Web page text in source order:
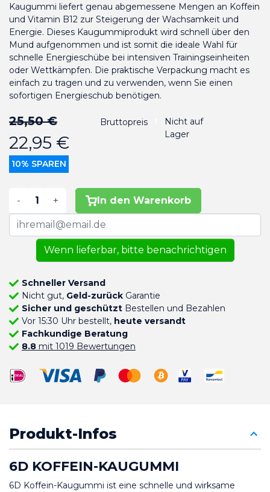
Kaugummi liefert genau abgemessene Mengen an Koffein
und Vitamin B12 zur Steigerung der Wachsamkeit und
Energie. Dieses Kaugummiprodukt wird schnell über den
Mund aufgenommen und ist somit die ideale Wahl für
schnelle Energieschübe bei intensiven Trainingseinheiten
oder Wettkämpfen. Die praktische Verpackung macht es
einfach zu tragen und zu verwenden, wenn Sie einen
sofortigen Energieschub benötigen.
25,50 €
22,95 €
10% SPAREN
Bruttopreis
Nicht auf
Lager
- + In den Warenkorb
Wenn lieferbar, bitte benachrichtigen
Schneller Versand
Nicht gut, Geld-zurückGarantie
Sicher und geschütztBestellen und Bezahlen
Vor 15:30 Uhr bestellt, heute versandt
Fachkundige Beratung
8.8mit 1019 Bewertungen
Produkt-Infos
6D KOFFEIN-KAUGUMMI
6D Koffein-Kaugummi ist eine schnelle und wirksame